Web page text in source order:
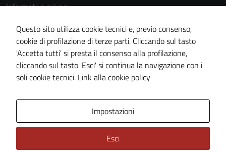
Informativa privacy
Cookie Policy
Note legali
Dichiarazione di accessibilità
Piano di miglioramento del sito
Questo sito utilizza cookie tecnici e, previo consenso,
cookie di profilazione di terze parti. Cliccando sul tasto
'Accetta tutti' si presta il consenso alla profilazione,
cliccando sul tasto 'Esci' si continua la navigazione con i
soli cookie tecnici. Link alla cookie policy
Impostazioni
Esci